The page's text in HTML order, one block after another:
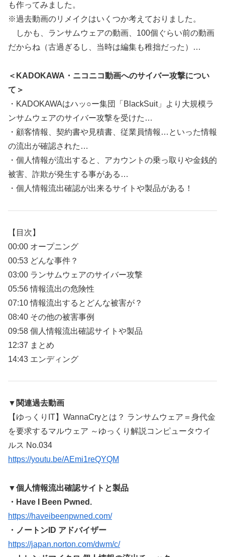
も作ってみました。
※過去動画のリメイクはいくつか考えておりました。
しかも、ランサムウェアの動画、100個ぐらい前の動画
だからね（古過ぎるし、当時は編集も稚拙だった）…
＜KADOKAWA・ニコニコ動画へのサイバー攻撃につい
て＞
・KADOKAWAはハッ○ー集団「BlackSuit」より大規模ラ
ンサムウェアのサイバー攻撃を受けた…
・顧客情報、契約書や見積書、従業員情報…といった情報
の流出が確認された…
・個人情報が流出すると、アカウントの乗っ取りや金銭的
被害、詐欺が発生する事がある…
・個人情報流出確認が出来るサイトや製品がある！
【目次】
00:00 オープニング
00:53 どんな事件？
03:00 ランサムウェアのサイバー攻撃
05:56 情報流出の危険性
07:10 情報流出するとどんな被害が？
08:40 その他の被害事例
09:58 個人情報流出確認サイトや製品
12:37 まとめ
14:43 エンディング
▼関連過去動画
【ゆっくりIT】WannaCryとは？ ランサムウェア＝身代金
を要求するマルウェア ～ゆっくり解説コンピュータウイ
ルス No.034
https://youtu.be/AEmi1reQYQM
▼個人情報流出確認サイトと製品
・Have I Been Pwned.
https://haveibeenpwned.com/
・ノートンID アドバイザー
https://japan.norton.com/dwm/c/